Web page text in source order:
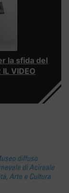
la sfida del
VIDEO